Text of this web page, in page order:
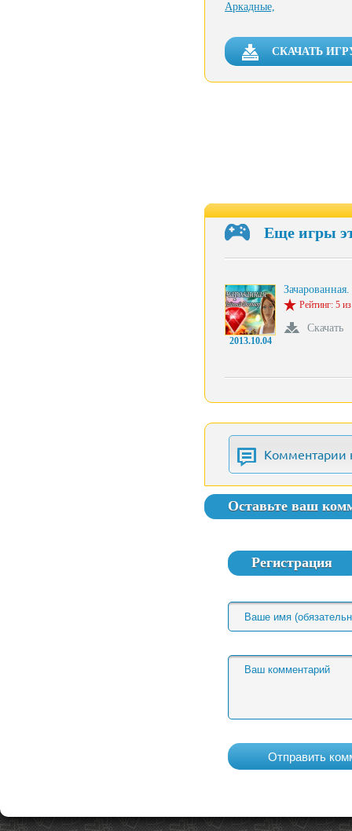
Аркадные,
СКАЧАТЬ
Еще игры
2013.10.04
Рейтинг: 5
Скачать
Комментарии
Оставьте ваш
Регистрация